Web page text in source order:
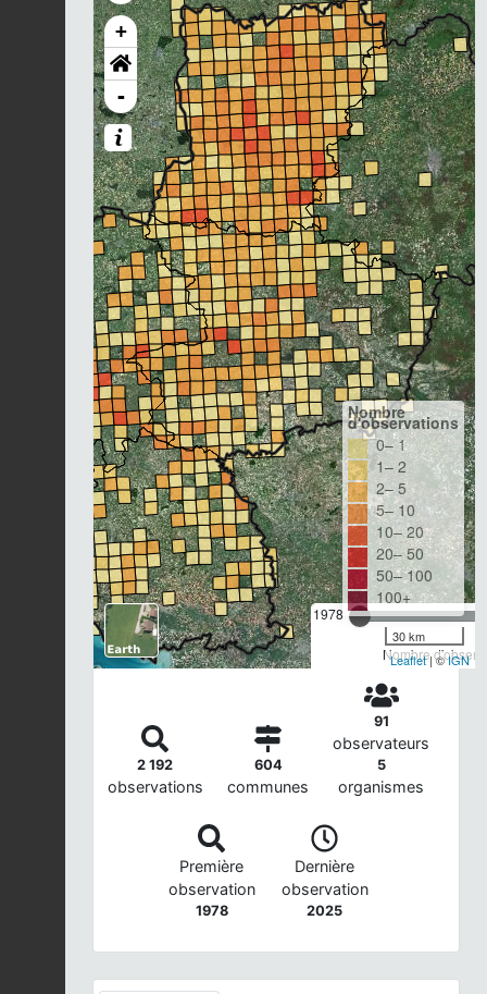
+
-
1978
Nombre
Nombre
d'observations
0– 1
1– 2
2– 5
5– 10
10– 20
20– 50
50– 100
100+
30 km
Leaflet| ©IGN
2 192
observations
604
communes
91
observateurs
5
organismes
Première
observation
1978
Dernière
observation
2025